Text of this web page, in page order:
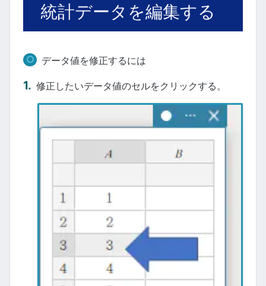
統計データを編集する
データ値を修正するには
修正したいデータ値のセルをクリックする。